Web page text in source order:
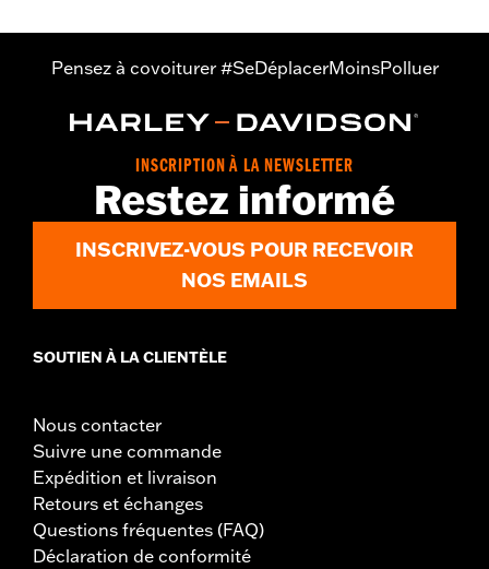
Pensez à covoiturer #SeDéplacerMoinsPolluer
INSCRIPTION À LA NEWSLETTER
Restez informé
INSCRIVEZ-VOUS POUR RECEVOIR
NOS EMAILS
SOUTIEN À LA CLIENTÈLE
Nous contacter
Suivre une commande
Expédition et livraison
Retours et échanges
Questions fréquentes (FAQ)
Déclaration de conformité